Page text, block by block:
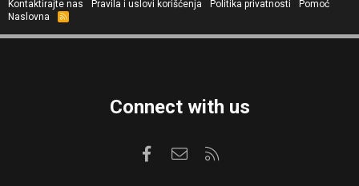
Kontaktirajte nas
Pravila i uslovi korišćenja Politika privatnosti
Pomoć
Naslovna
R
S
Connect with us
FacebookKontaktirajte nas